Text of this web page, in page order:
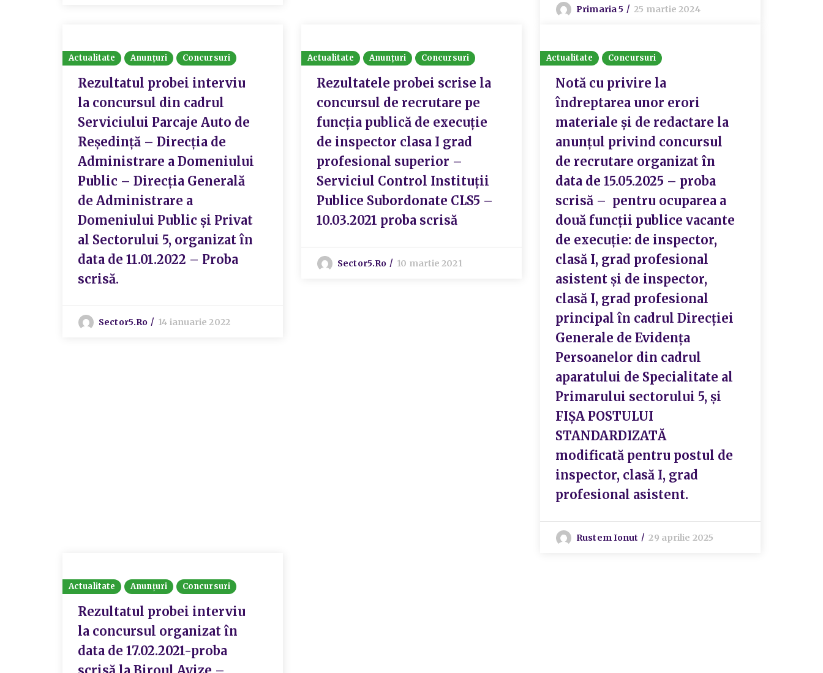
Primaria 5 25 martie 2024
Actualitate Anunțuri Concursuri
Rezultatul probei interviu
la concursul din cadrul
Serviciului Parcaje Auto de
Reședință – Direcția de
Administrare a Domeniului
Public – Direcția Generală
de Administrare a
Domeniului Public și Privat
al Sectorului 5, organizat în
data de 11.01.2022 – Proba
scrisă.
Sector5.ro 14 ianuarie 2022
Actualitate Anunțuri Concursuri
Rezultatele probei scrise la
concursul de recrutare pe
funcția publică de execuție
de inspector clasa I grad
profesional superior –
Serviciul Control Instituții
Publice Subordonate CLS5 –
10.03.2021 proba scrisă
Sector5.ro 10 martie 2021
Actualitate Concursuri
Notă cu privire la
îndreptarea unor erori
materiale și de redactare la
anunţul privind concursul
de recrutare organizat în
data de 15.05.2025 – proba
scrisă – pentru ocuparea a
două funcții publice vacante
de execuție: de inspector,
clasă I, grad profesional
asistent și de inspector,
clasă I, grad profesional
principal în cadrul Direcției
Generale de Evidența
Persoanelor din cadrul
aparatului de Specialitate al
Primarului sectorului 5, și
FIȘA POSTULUI
STANDARDIZATĂ
modificată pentru postul de
inspector, clasă I, grad
profesional asistent.
Rustem Ionut 29 aprilie 2025
Actualitate Anunțuri Concursuri
Rezultatul probei interviu
la concursul organizat în
data de 17.02.2021-proba